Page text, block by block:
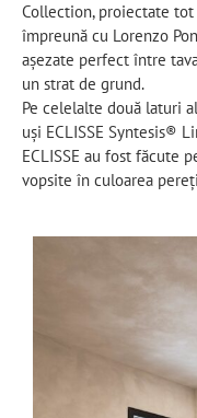
Collection, proiectate
împreună cu Lorenzo
așezate perfect între
un strat de grund.
Pe celelalte două laturi
uși ECLISSE Syntesis®
ECLISSE au fost făcute
vopsite în culoarea